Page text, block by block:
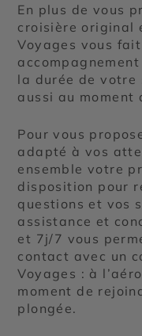
En plus de vous
croisière original
Voyages vous
la durée de votre
aussi au moment
Pour vous
adapté à vos
ensemble votre
disposition pour
questions et vos
assistance et
et 7j/7 vous
contact avec un
Voyages : à
moment de
plongée.